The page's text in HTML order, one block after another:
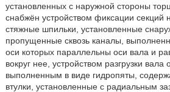
установленных с наружной стороны
снабжён устройством фиксации
стяжные шпильки, установленные
пропущенные сквозь каналы,
оси которых параллельны оси вала и
вокруг нее, устройством разгрузки вала
выполненным в виде гидропяты,
втулки, установленные с радиальным